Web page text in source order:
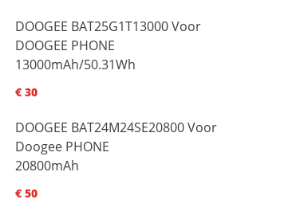
DOOGEE BAT25G1T13000 Voor
DOOGEE PHONE
13000mAh/50.31Wh
€ 30
DOOGEE BAT24M24SE20800 Voor
Doogee PHONE
20800mAh
€ 50